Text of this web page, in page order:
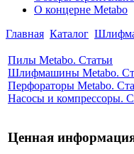
О концерне Metabo
Главная Каталог
Пилы Metabo. Статьи
Шлифмашины Metabo.
Перфораторы Metabo.
Насосы и компрессоры.
Ценная